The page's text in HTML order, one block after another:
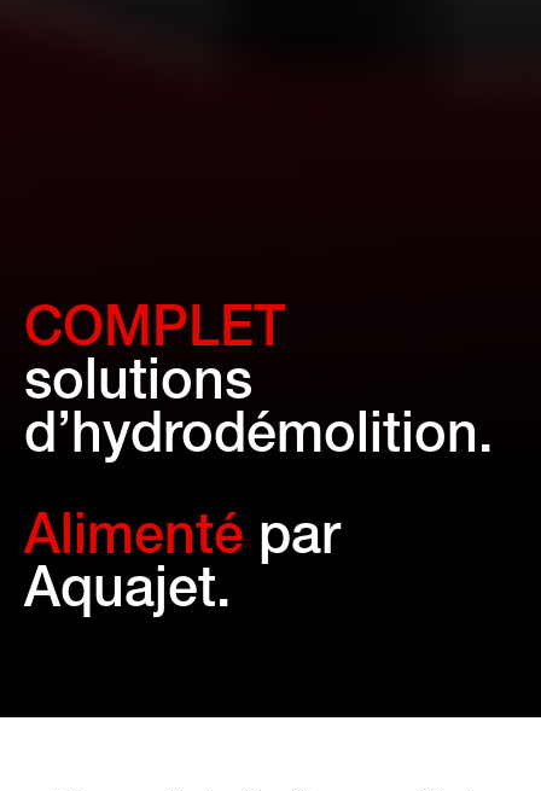
COMPLET
solutions
d’hydrodémolition.
Alimenté par
Aquajet.